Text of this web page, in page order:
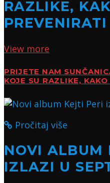
RAZLIKE,
PREVENIRATI
View more
PRIJETE NAM
KOJE SU RAZLIKE,
Pročitaj više
NOVI ALBUM
IZLAZI U